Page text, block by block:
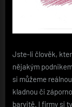
Jste-li člověk,
nějakým
si můžeme
kladnou či
barvitě. I firmy si